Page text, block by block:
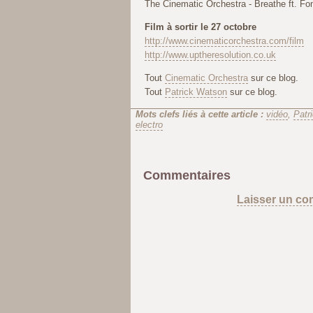
The Cinematic Orchestra - Breathe ft.
Film à sortir le 27 octobre
http://www.cinematicorchestra.com/film
http://www.uptheresolution.co.uk
Tout Cinematic Orchestrasur ce blog.
Tout Patrick Watsonsur ce blog.
Mots clefs liés à cette article : vidéo,
electro
Commentaires
Laisser un